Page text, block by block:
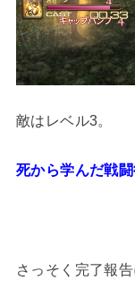
敵はレベル3。
死から学んだ戦
さっそく完了報告